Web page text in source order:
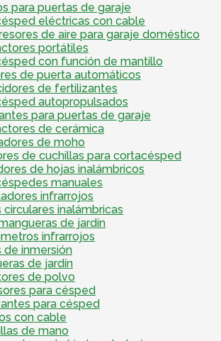
para puertas de garaje
eléctricas con cable
de aire para garaje doméstico
portátiles
con función de mantillo
de puerta automáticos
de fertilizantes
autopropulsados
para puertas de garaje
de cerámica
de moho
de cuchillas para cortacésped
de hojas inalámbricos
manuales
infrarrojos
circulares inalámbricas
de jardín
infrarrojos
de inmersión
de jardín
de polvo
para césped
para césped
con cable
de mano